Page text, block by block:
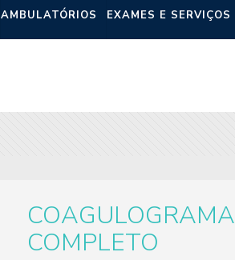
AMBULATÓRIOS EXAMES E SERVIÇOS
COAGULOGRAMA
COMPLETO